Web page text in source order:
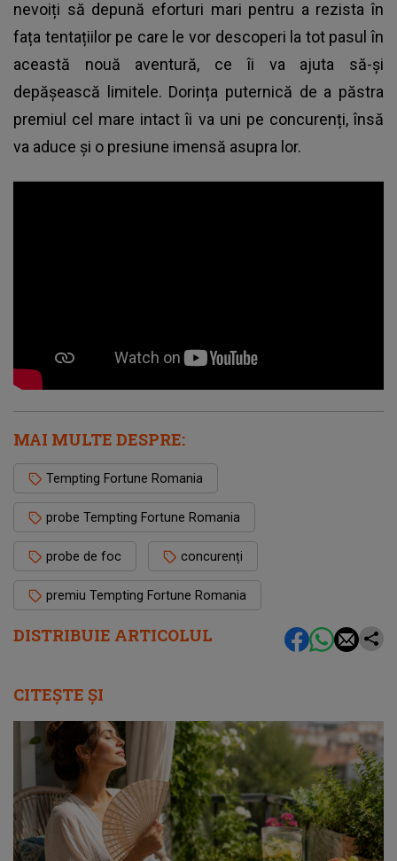
DISTRIBUIE ARTICOLUL
nevoiți să depună eforturi mari pentru a rezista în
fața tentațiilor pe care le vor descoperi la tot pasul în
această nouă aventură, ce îi va ajuta să-și
depășească limitele. Dorința puternică de a păstra
premiul cel mare intact îi va uni pe concurenți, însă
va aduce și o presiune imensă asupra lor.
MAI MULTE DESPRE:
Tempting Fortune Romania
probe Tempting Fortune Romania
probe de foc concurenți
premiu Tempting Fortune Romania
CITEȘTE ȘI